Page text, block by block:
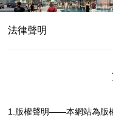
法律聲明
1.版權聲明——本網站為版